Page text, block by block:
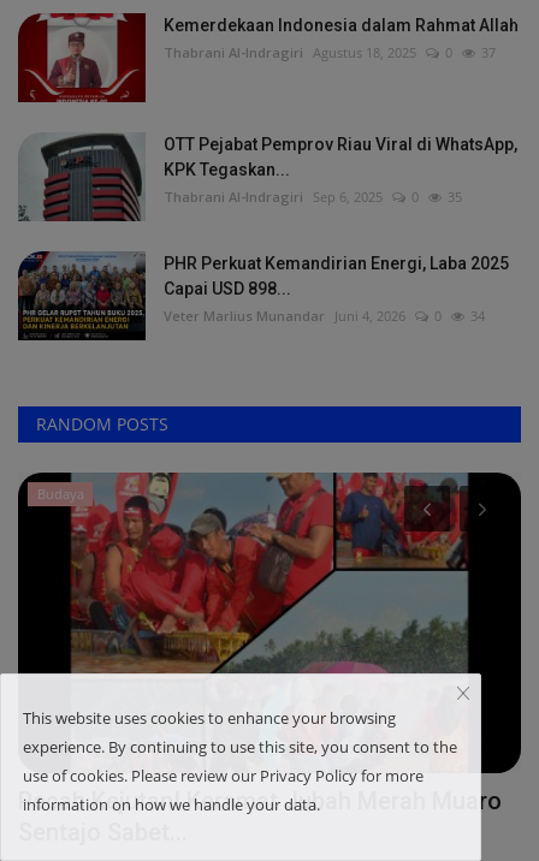
Kemerdekaan Indonesia dalam Rahmat Allah
Thabrani Al-Indragiri Agustus 18, 2025 0 37
OTT Pejabat Pemprov Riau Viral di WhatsApp,
KPK Tegaskan...
Thabrani Al-Indragiri Sep 6, 2025 0 35
PHR Perkuat Kemandirian Energi, Laba 2025
Capai USD 898...
Veter Marlius Munandar Juni 4, 2026 0 34
RANDOM POSTS
Peristiwa
PT Barapala Sesalkan Bentrok dan Tegaskan
This website uses cookies to enhance your browsing
experience. By continuing to use this site, you consent to the
use of cookies. Please review our Privacy Policy for more
information on how we handle your data.